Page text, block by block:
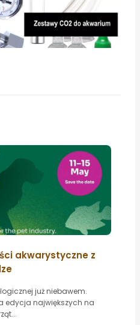
akwarystyczne z
już niebawem.
edycja największych na